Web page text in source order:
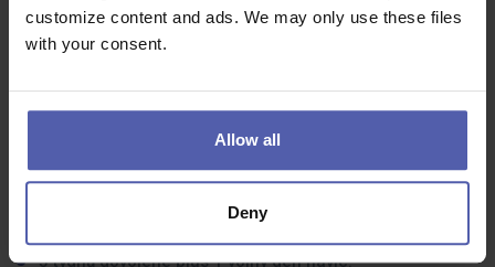
customize content and ads. We may only use these files
with your consent.
Allow all
Deny
a přesnými díly.
Základní znalost práce na
Ochota pracovat vesměnném provozu.
Co dostanete na oplátku:
5 týdnů dovolené plus 1 volný den navíc.